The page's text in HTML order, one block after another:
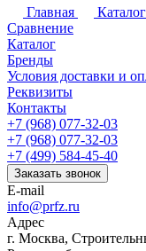
Главная
Каталог
Сравнение
Каталог
Бренды
Условия доставки и
Реквизиты
Контакты
+7 (968) 077-32-03
+7 (968) 077-32-03
+7 (499) 584-45-40
Заказать звонок
E-mail
info@prfz.ru
Адрес
г. Москва,